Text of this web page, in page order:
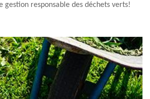
gestion responsable des déchets verts!